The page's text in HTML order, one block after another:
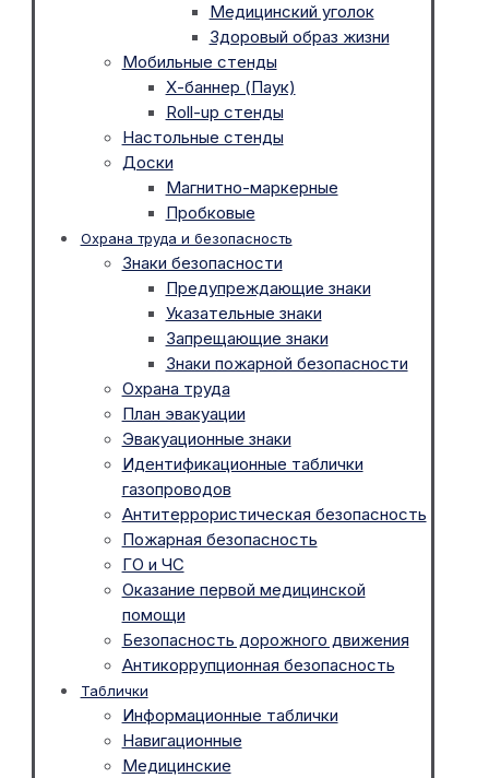
Медицинский уголок
Здоровый образ жизни
Мобильные стенды
Х-баннер (Паук)
Roll-up стенды
Настольные стенды
Доски
Магнитно-маркерные
Пробковые
Охрана труда и безопасность
Знаки безопасности
Предупреждающие знаки
Указательные знаки
Запрещающие знаки
Знаки пожарной безопасности
Охрана труда
План эвакуации
Эвакуационные знаки
Идентификационные таблички
газопроводов
Антитеррористическая безопасность
Пожарная безопасность
ГО и ЧС
Оказание первой медицинской
помощи
Безопасность дорожного движения
Антикоррупционная безопасность
Таблички
Информационные таблички
Навигационные
Медицинские